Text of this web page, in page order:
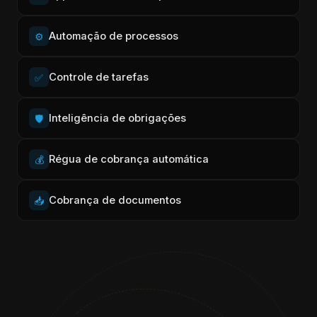
⚙️ Automação de processos
✅ Controle de tarefas
🛡️ Inteligência de obrigações
💰 Régua de cobrança automática
📥 Cobrança de documentos